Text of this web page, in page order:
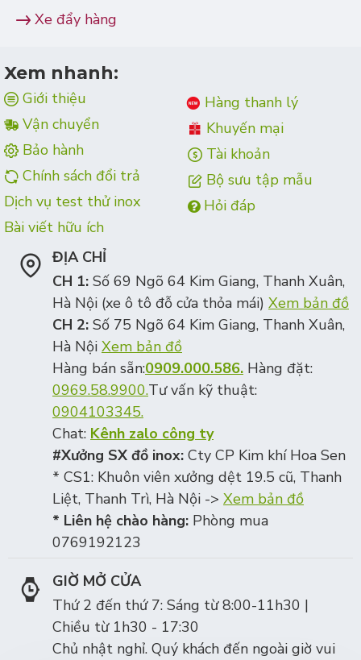
Xe đẩy hàng
Xem nhanh:
Giới thiệu
Vận chuyển
Bảo hành
Chính sách đổi trả
Dịch vụ test thử inox
Bài viết hữu ích
Hàng thanh lý
Khuyến mại
Tài khoản
Bộ sưu tập mẫu
Hỏi đáp
ĐỊA CHỈ
CH 1: Số 69 Ngõ 64 Kim Giang, Thanh Xuân,
Hà Nội (xe ô tô đỗ cửa thỏa mái) Xem bản đồ
CH 2: Số 75 Ngõ 64 Kim Giang, Thanh Xuân,
Hà Nội Xem bản đồ
Hàng bán sẵn:0909.000.586. Hàng đặt:
0969.58.9900.Tư vấn kỹ thuật:
0904103345.
Chat: Kênh zalo công ty
#Xưởng SX đồ inox: Cty CP Kim khí Hoa Sen
* CS1: Khuôn viên xưởng dệt 19.5 cũ, Thanh
Liệt, Thanh Trì, Hà Nội -> Xem bản đồ
* Liên hệ chào hàng: Phòng mua
0769192123
GIỜ MỞ CỬA
Thứ 2 đến thứ 7: Sáng từ 8:00-11h30 |
Chiều từ 1h30 - 17:30
Chủ nhật nghỉ. Quý khách đến ngoài giờ vui